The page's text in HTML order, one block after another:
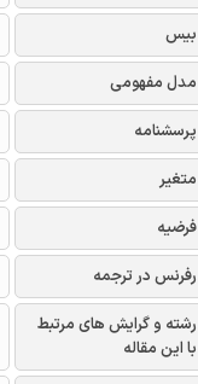
بیس
مدل مفهومی
پرسشنامه
متغیر
فرضیه
رفرنس در ترجمه
رشته و گرایش های مرتبط
با این مقاله